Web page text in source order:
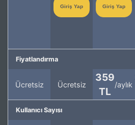
Giriş Yap Giriş Yap
Fiyatlandırma
Ücretsiz Ücretsiz
359
TL
/aylık
Kullanıcı Sayısı